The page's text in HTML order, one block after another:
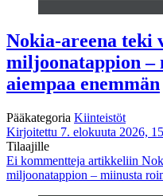
Nokia-areena teki
miljoonatappion –
aiempaa enemmän
Pääkategoria Kiinteistöt
Kirjoitettu 7. elokuuta 2026,
Tilaajille
Ei kommentteja artikkeliin
miljoonatappion – miinusta